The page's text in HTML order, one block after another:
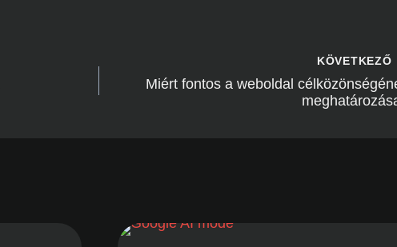
KÖVETKEZŐ
Miért fontos a weboldal